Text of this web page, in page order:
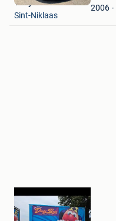
Favorieten2006
Tony MCars
Sint-Niklaas
Mijn
Favorieten